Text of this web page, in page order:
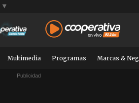
▼
Multimedia Programas Marcas &